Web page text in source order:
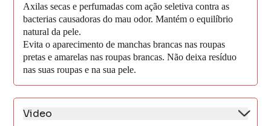
Axilas secas e perfumadas com ação seletiva contra as
bacterias causadoras do mau odor. Mantém o equilíbrio
natural da pele.
Evita o aparecimento de manchas brancas nas roupas
pretas e amarelas nas roupas brancas. Não deixa resíduo
nas suas roupas e na sua pele.
Video